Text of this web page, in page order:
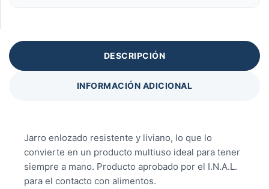
DESCRIPCIÓN
INFORMACIÓN ADICIONAL
Jarro enlozado resistente y liviano, lo que lo
convierte en un producto multiuso ideal para tener
siempre a mano. Producto aprobado por el I.N.A.L.
para el contacto con alimentos.